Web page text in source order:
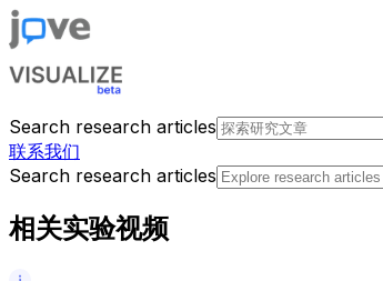
Search research articles
联系我们
Search research articles
相关实验视频